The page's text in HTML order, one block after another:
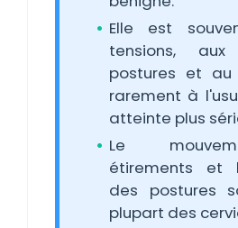
Elle est
tensions, aux
postures et au
rarement à
atteinte plus
Le
étirements et
des postures
plupart des